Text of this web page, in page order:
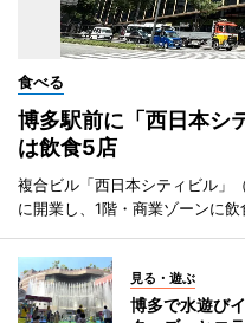
食べる
博多駅前に「西日本シ
は飲食5店
複合ビル「西日本シティビル」
に開業し、1階・商業ゾーンに飲
見る・遊ぶ
博多で水遊び